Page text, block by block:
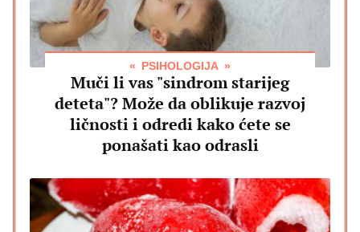
PSIHOLOGIJA
Muči li vas "sindrom starijeg
deteta"? Može da oblikuje razvoj
ličnosti i odredi kako ćete se
ponašati kao odrasli